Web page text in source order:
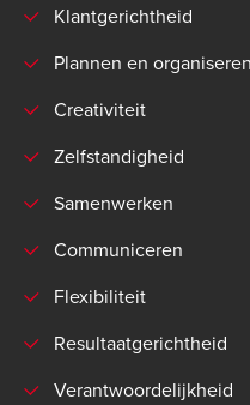
Klantgerichtheid
Plannen en organiseren
Creativiteit
Zelfstandigheid
Samenwerken
Communiceren
Flexibiliteit
Resultaatgerichtheid
Verantwoordelijkheid